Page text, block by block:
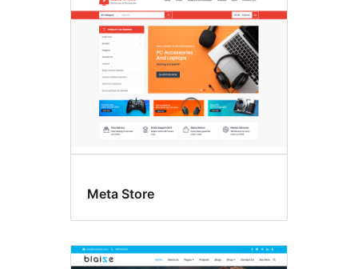
Meta Store